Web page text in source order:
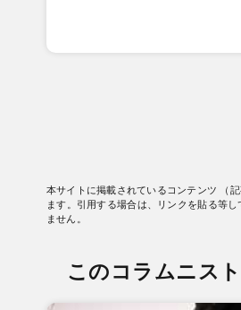
本サイトに掲載されているコンテンツ （
ます。引用する場合は、リンクを貼る等
ません。
このコラムニス